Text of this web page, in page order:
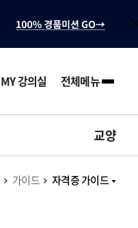
MY 강의실 전체메뉴
교양
가이드 자격증 가이드